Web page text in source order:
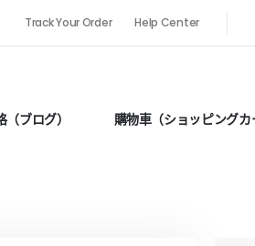
Track Your Order Help Center
（ブログ） 購物車（ショッピングカ